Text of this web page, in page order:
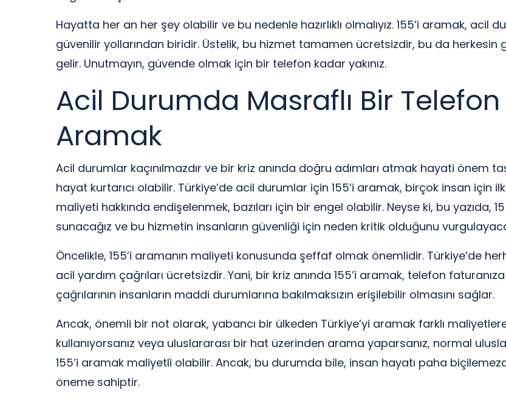
Hayatta her an her şey olabilir ve bu nedenle hazırlıklı olmalıyız. 155’i aramak, acil
güvenilir yollarından biridir. Üstelik, bu hizmet tamamen ücretsizdir, bu da herkesin
gelir. Unutmayın, güvende olmak için bir telefon kadar yakınız.
Acil Durumda Masraflı Bir
Aramak
Acil durumlar kaçınılmazdır ve bir kriz anında doğru adımları atmak hayati önem
hayat kurtarıcı olabilir. Türkiye’de acil durumlar için 155’i aramak, birçok insan için
maliyeti hakkında endişelenmek, bazıları için bir engel olabilir. Neyse ki, bu yazıda,
sunacağız ve bu hizmetin insanların güvenliği için neden kritik olduğunu
Öncelikle, 155’i aramanın maliyeti konusunda şeffaf olmak önemlidir. Türkiye’de
acil yardım çağrıları ücretsizdir. Yani, bir kriz anında 155’i aramak, telefon
çağrılarının insanların maddi durumlarına bakılmaksızın erişilebilir olmasını sağlar.
Ancak, önemli bir not olarak, yabancı bir ülkeden Türkiye’yi aramak farklı
kullanıyorsanız veya uluslararası bir hat üzerinden arama yaparsanız, normal
155’i aramak maliyetli olabilir. Ancak, bu durumda bile, insan hayatı paha
öneme sahiptir.